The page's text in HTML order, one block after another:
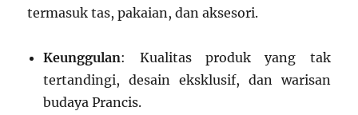
termasuk tas, pakaian, dan aksesori.
Keunggulan: Kualitas produk yang tak
tertandingi, desain eksklusif, dan warisan
budaya Prancis.